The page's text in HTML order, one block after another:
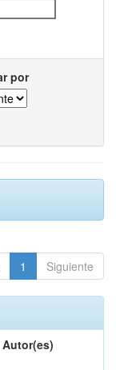
por
1 Siguiente
Autor(es)